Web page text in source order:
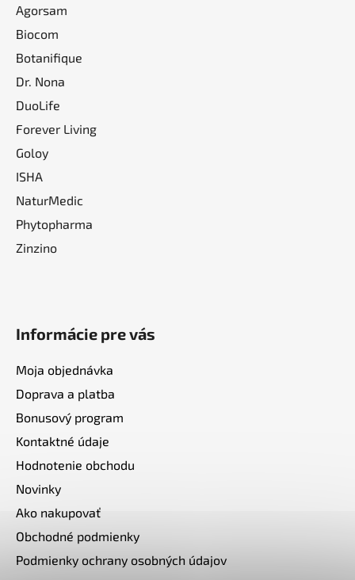
Agorsam
Biocom
Botanifique
Dr. Nona
DuoLife
Forever Living
Goloy
ISHA
NaturMedic
Phytopharma
Zinzino
Informácie pre vás
Moja objednávka
Doprava a platba
Bonusový program
Kontaktné údaje
Hodnotenie obchodu
Novinky
Ako nakupovať
Obchodné podmienky
Podmienky ochrany osobných údajov